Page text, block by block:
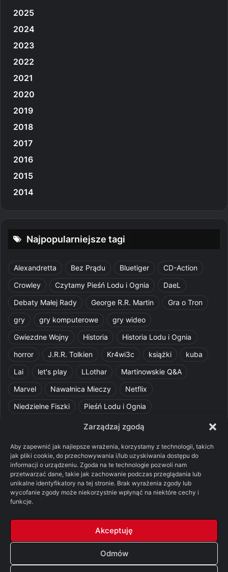
Zarządzaj zgodą
Aby zapewnić jak najlepsze wrażenia, korzystamy z technologii, takich
jak pliki cookie, do przechowywania i/lub uzyskiwania dostępu do
informacji o urządzeniu. Zgoda na te technologie pozwoli nam
przetwarzać dane, takie jak zachowanie podczas przeglądania lub
unikalne identyfikatory na tej stronie. Brak wyrażenia zgody lub
wycofanie zgody może niekorzystnie wpłynąć na niektóre cechy i
funkcje.
Akceptuję
Odmów
2025
2024
2023
2022
2021
2020
2019
2018
2017
2016
2015
2014
Najpopularniejsze tagi
Alexandretta Bez Prądu Bluetiger
CD-Action
Crowley
Czytamy Pieśń Lodu i Ognia
DaeL
Debaty Małej Rady
George R.R. Martin
Gra o Tron
gry
gry komputerowe
gry wideo
Gwiezdne Wojny
Historia
Historia Lodu i Ognia
horror
J.R.R. Tolkien Kr4wi3c książki
kuba
Lai
let's play LLothar
Martinowskie Q&A
Marvel
Nawałnica Mieczy
Netflix
Niedzielne Fiszki
Pieśń Lodu i Ognia
Pquelim
Pytania do maesterów
recenzja książki
Ród Smoka Silmarillion
SithFrog
Starcie Królów
Star Wars
Szalone Teorie
Tolkienowskie Q&A
Voo
Wieści z Cytadeli
© Copyright 2026, All Rights Reserved | FSGK.PL